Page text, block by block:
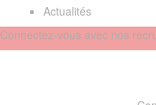
Actualités
Connectez-vous avec nos